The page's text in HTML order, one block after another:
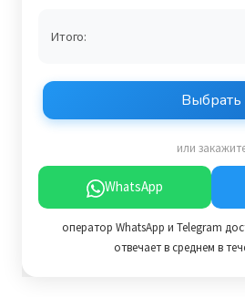
Итого:
Выбрать
или
WhatsApp
оператор WhatsApp и Telegram
отвечает в среднем в